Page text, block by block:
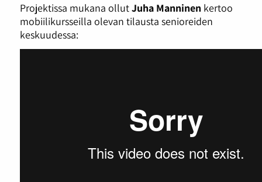
Projektissa mukana ollutJuha Manninenkertoo
mobiilikursseilla olevan tilausta senioreiden
keskuudessa: